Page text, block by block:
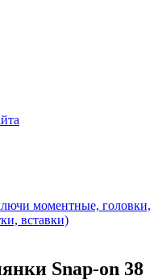
моментные, головки,
вставки)
Snap-on 38